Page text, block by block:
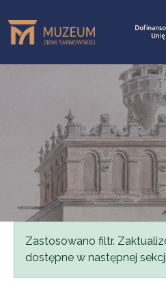
Komunikat
Zastosowano filtr.
dostępne w następnej